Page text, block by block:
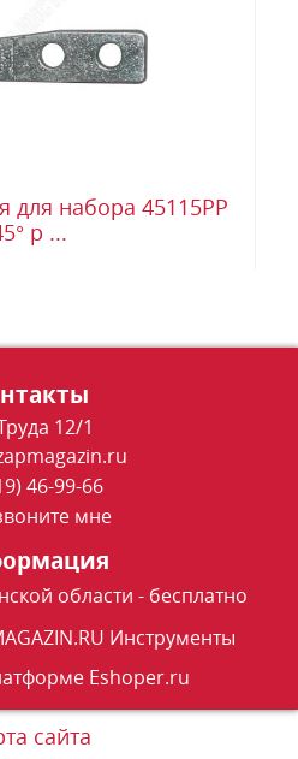
для набора 45115PP
р ...
12/1
46-99-66
мне
области - бесплатно
Инструменты
Eshoper.ru
сайта